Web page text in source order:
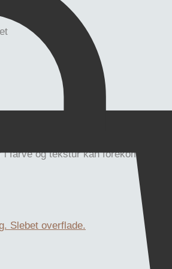
farve og tekstur kan forekomme på